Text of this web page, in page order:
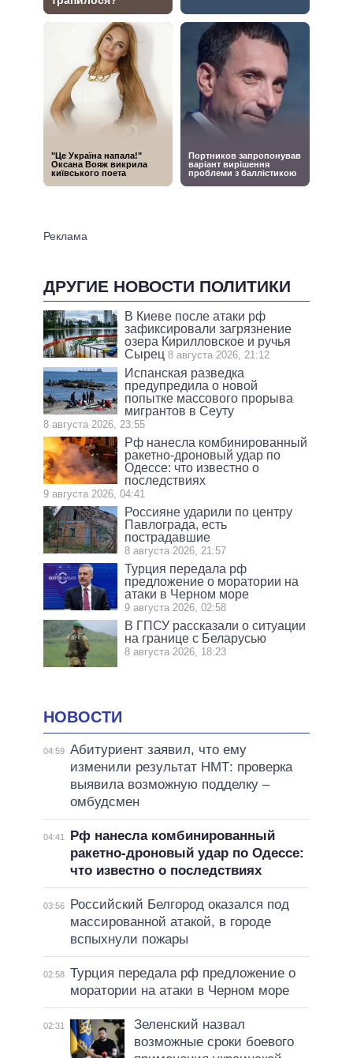
ДРУГИЕ НОВОСТИ ПОЛИТИКИ
В Киеве после атаки рф
зафиксировали загрязнение
озера Кирилловское и ручья
Сырец 8 августа 2026, 21:12
Испанская разведка
предупредила о новой
попытке массового прорыва
мигрантов в Сеуту
8 августа 2026, 23:55
Рф нанесла комбинированный
ракетно-дроновый удар по
Одессе: что известно о
последствиях
9 августа 2026, 04:41
Россияне ударили по центру
Павлограда, есть
пострадавшие
8 августа 2026, 21:57
Турция передала рф
предложение о моратории на
атаки в Черном море
9 августа 2026, 02:58
В ГПСУ рассказали о ситуации
на границе с Беларусью
8 августа 2026, 18:23
НОВОСТИ
04:59 Абитуриент заявил, что ему
изменили результат НМТ: проверка
выявила возможную подделку –
омбудсмен
04:41
Рф нанесла комбинированный
ракетно-дроновый удар по Одессе:
что известно о последствиях
03:56
Российский Белгород оказался под
массированной атакой, в городе
вспыхнули пожары
02:58 Турция передала рф предложение о
моратории на атаки в Черном море
02:31
Зеленский назвал
возможные сроки боевого